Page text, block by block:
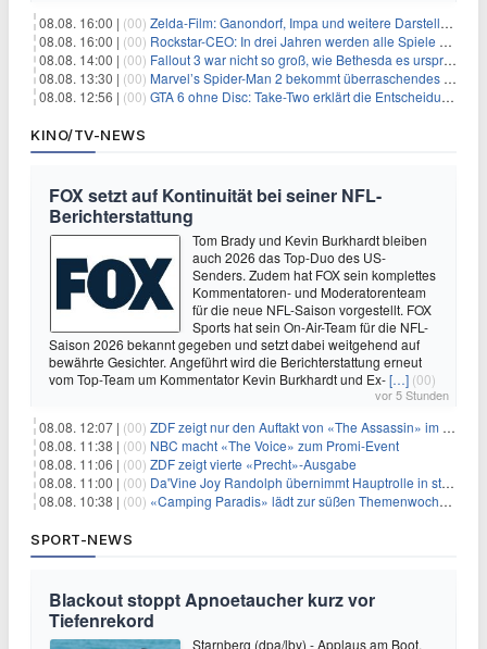
08.08. 16:00 | (00) Zelda-Film: Ganondorf, Impa und weitere Darsteller sollen feststehen
08.08. 16:00 | (00) Rockstar-CEO: In drei Jahren werden alle Spiele gestreamt
08.08. 14:00 | (00) Fallout 3 war nicht so groß, wie Bethesda es ursprünglich wollte
08.08. 13:30 | (00) Marvel’s Spider-Man 2 bekommt überraschendes PS5-Update mit gewünschter Komfortfunktion
08.08. 12:56 | (00) GTA 6 ohne Disc: Take-Two erklärt die Entscheidung für Download-Codes
KINO/TV-NEWS
FOX setzt auf Kontinuität bei seiner NFL-
Berichterstattung
Tom Brady und Kevin Burkhardt bleiben
auch 2026 das Top-Duo des US-
Senders. Zudem hat FOX sein komplettes
Kommentatoren- und Moderatorenteam
für die neue NFL-Saison vorgestellt. FOX
Sports hat sein On-Air-Team für die NFL-
Saison 2026 bekannt gegeben und setzt dabei weitgehend auf
bewährte Gesichter. Angeführt wird die Berichterstattung erneut
vom Top-Team um Kommentator Kevin Burkhardt und Ex-[…] (00)
vor 5 Stunden
08.08. 12:07 | (00) ZDF zeigt nur den Auftakt von «The Assassin» im Fernsehen
08.08. 11:38 | (00) NBC macht «The Voice» zum Promi-Event
08.08. 11:06 | (00) ZDF zeigt vierte «Precht»-Ausgabe
08.08. 11:00 | (00) Da'Vine Joy Randolph übernimmt Hauptrolle in starbesetzter schwarzer Komödie
08.08. 10:38 | (00) «Camping Paradis» lädt zur süßen Themenwoche ein
SPORT-NEWS
Blackout stoppt Apnoetaucher kurz vor
Tiefenrekord
Starnberg (dpa/lby) - Applaus am Boot,